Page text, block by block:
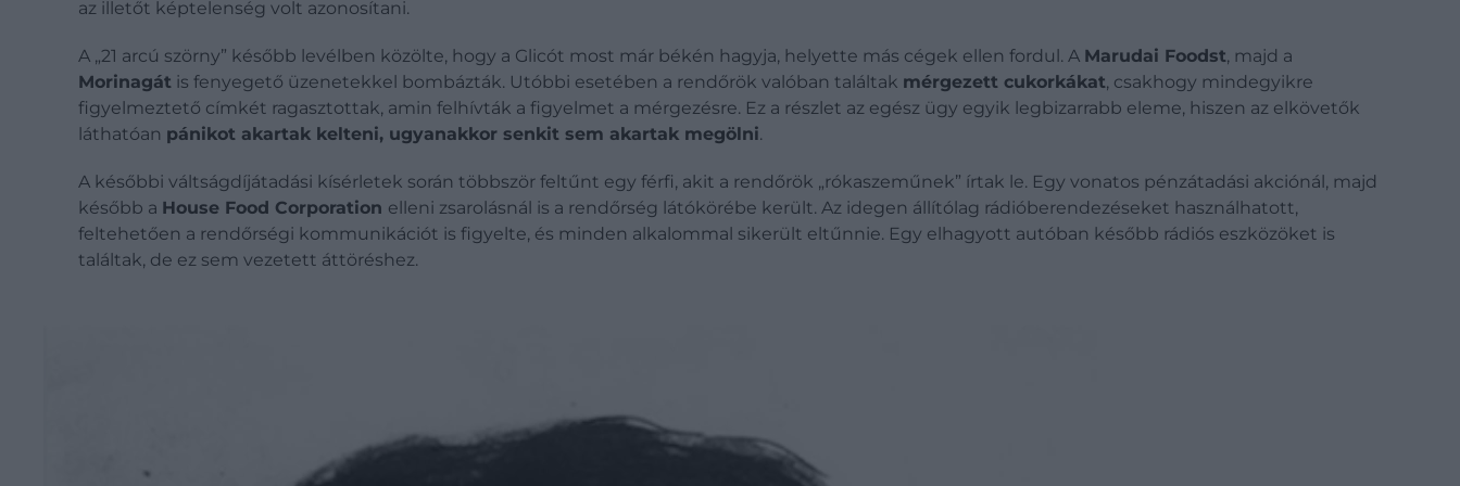
az illetőt képtelenség volt azonosítani.
A „21 arcú szörny” később levélben közölte, hogy a Glicót most már békén hagyja, helyette más cégek ellen fordul. A Marudai Foodst, majd a
Morinagát is fenyegető üzenetekkel bombázták. Utóbbi esetében a rendőrök valóban találtak mérgezett cukorkákat, csakhogy mindegyikre
figyelmeztető címkét ragasztottak, amin felhívták a figyelmet a mérgezésre. Ez a részlet az egész ügy egyik legbizarrabb eleme, hiszen az elkövetők
láthatóan pánikot akartak kelteni, ugyanakkor senkit sem akartak megölni.
A későbbi váltságdíjátadási kísérletek során többször feltűnt egy férfi, akit a rendőrök „rókaszeműnek” írtak le. Egy vonatos pénzátadási akciónál, majd
később a House Food Corporation elleni zsarolásnál is a rendőrség látókörébe került. Az idegen állítólag rádióberendezéseket használhatott,
feltehetően a rendőrségi kommunikációt is figyelte, és minden alkalommal sikerült eltűnnie. Egy elhagyott autóban később rádiós eszközöket is
találtak, de ez sem vezetett áttöréshez.